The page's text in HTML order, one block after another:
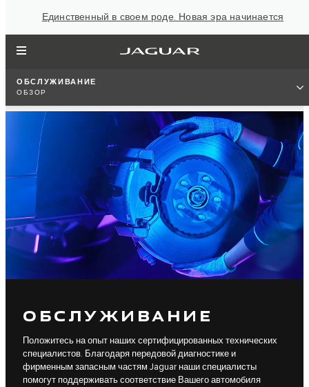
Единственный в своем роде. Новая эра начинается
ОБСЛУЖИВАНИЕ
ОБЗОР
ОБСЛУЖИВАНИЕ
Положитесь на опыт наших сертифицированных технических
специалистов. Благодаря передовой диагностике и
фирменным запасным частям Jaguar наши специалисты
помогут поддерживать соответствие Вашего автомобиля